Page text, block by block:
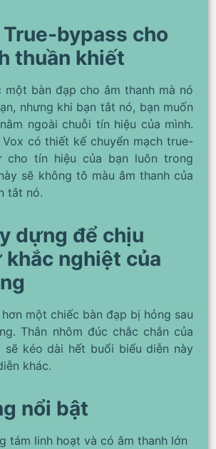
bypass cho
thuần khiết
một bàn đạp cho âm thanh mà nó
nhưng khi bạn tắt nó, bạn muốn
ngoài chuỗi tín hiệu của mình.
Vox có thiết kế chuyển mạch true-
cho tín hiệu của bạn luôn trong
sẽ không tô màu âm thanh của
tắt nó.
dựng để chịu
nghiệt của
một chiếc bàn đạp bị hỏng sau
Thân nhôm đúc chắc chắn của
sẽ kéo dài hết buổi biểu diễn này
khác.
nổi bật
tám linh hoạt và có âm thanh lớn